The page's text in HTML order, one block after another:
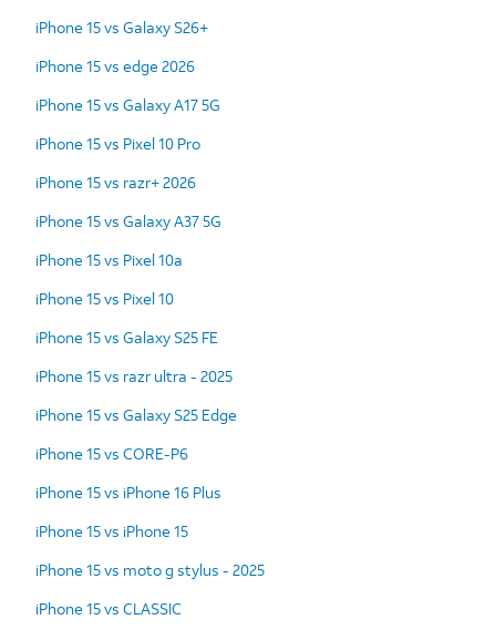
iPhone 15 vs Galaxy S26+
iPhone 15 vs edge 2026
iPhone 15 vs Galaxy A17 5G
iPhone 15 vs Pixel 10 Pro
iPhone 15 vs razr+ 2026
iPhone 15 vs Galaxy A37 5G
iPhone 15 vs Pixel 10a
iPhone 15 vs Pixel 10
iPhone 15 vs Galaxy S25 FE
iPhone 15 vs razr ultra - 2025
iPhone 15 vs Galaxy S25 Edge
iPhone 15 vs CORE-P6
iPhone 15 vs iPhone 16 Plus
iPhone 15 vs iPhone 15
iPhone 15 vs moto g stylus - 2025
iPhone 15 vs CLASSIC